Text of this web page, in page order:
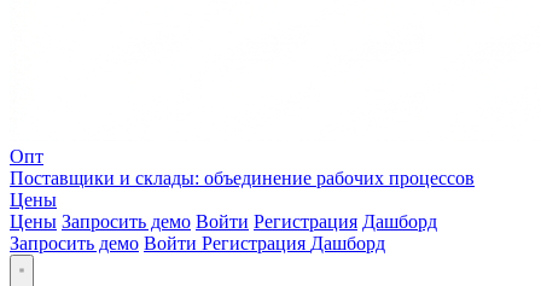
Опт
Поставщики и склады: объединение рабочих процессов
Цены
Цены Запросить демо Войти Регистрация Дашборд
Запросить демо Войти Регистрация Дашборд